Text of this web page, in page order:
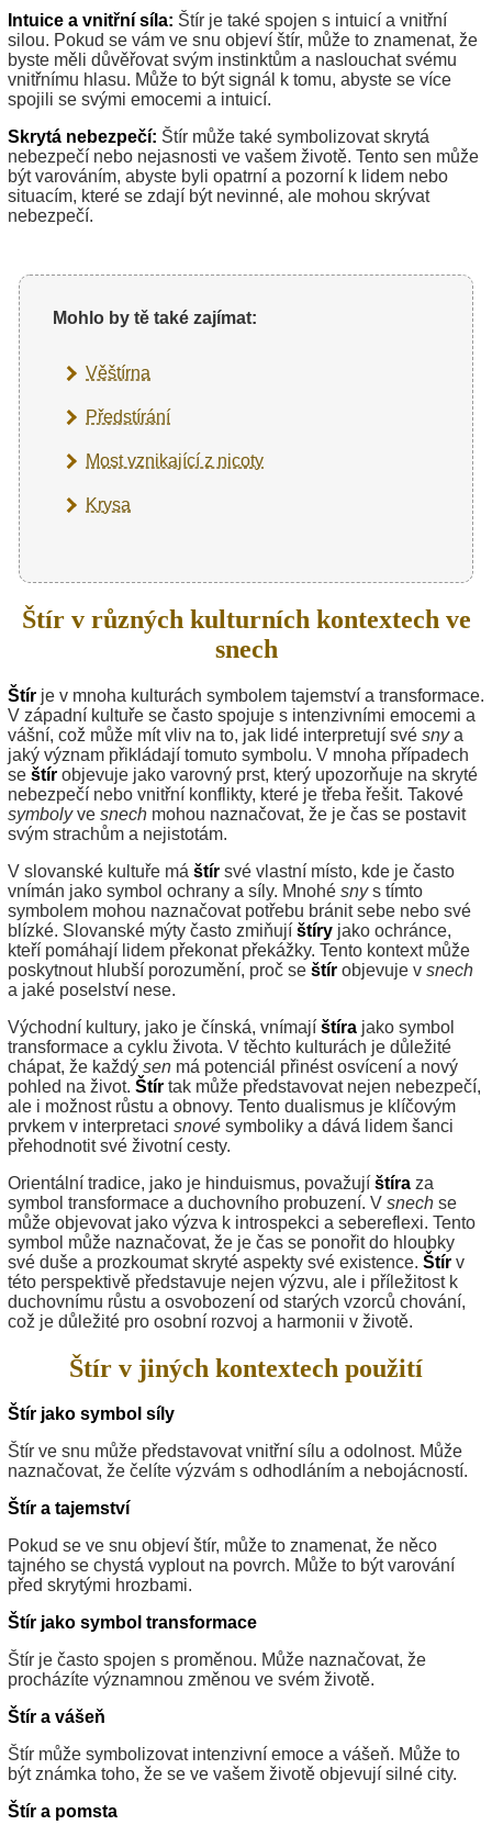
Intuice a vnitřní síla: Štír je také spojen s intuicí a vnitřní
silou. Pokud se vám ve snu objeví štír, může to znamenat, že
byste měli důvěřovat svým instinktům a naslouchat svému
vnitřnímu hlasu. Může to být signál k tomu, abyste se více
spojili se svými emocemi a intuicí.
Skrytá nebezpečí: Štír může také symbolizovat skrytá
nebezpečí nebo nejasnosti ve vašem životě. Tento sen může
být varováním, abyste byli opatrní a pozorní k lidem nebo
situacím, které se zdají být nevinné, ale mohou skrývat
nebezpečí.
Mohlo by tě také zajímat:
Věštírna
Předstírání
Most vznikající z nicoty
Krysa
Štír v různých kulturních kontextech ve
snech
Štír je v mnoha kulturách symbolem tajemství a transformace.
V západní kultuře se často spojuje s intenzivními emocemi a
vášní, což může mít vliv na to, jak lidé interpretují své snya
jaký význam přikládají tomuto symbolu. V mnoha případech
se štír objevuje jako varovný prst, který upozorňuje na skryté
nebezpečí nebo vnitřní konflikty, které je třeba řešit. Takové
symbolyve snech mohou naznačovat, že je čas se postavit
svým strachům a nejistotám.
V slovanské kultuře má štír své vlastní místo, kde je často
vnímán jako symbol ochrany a síly. Mnohé snys tímto
symbolem mohou naznačovat potřebu bránit sebe nebo své
blízké. Slovanské mýty často zmiňují štíry jako ochránce,
kteří pomáhají lidem překonat překážky. Tento kontext může
poskytnout hlubší porozumění, proč se štír objevuje v snech
a jaké poselství nese.
Východní kultury, jako je čínská, vnímají štíra jako symbol
transformace a cyklu života. V těchto kulturách je důležité
chápat, že každý sen má potenciál přinést osvícení a nový
pohled na život. Štír tak může představovat nejen nebezpečí,
ale i možnost růstu a obnovy. Tento dualismus je klíčovým
prvkem v interpretaci snové symboliky a dává lidem šanci
přehodnotit své životní cesty.
Orientální tradice, jako je hinduismus, považují štíra za
symbol transformace a duchovního probuzení. V snech se
může objevovat jako výzva k introspekci a sebereflexi. Tento
symbol může naznačovat, že je čas se ponořit do hloubky
své duše a prozkoumat skryté aspekty své existence. Štír v
této perspektivě představuje nejen výzvu, ale i příležitost k
duchovnímu růstu a osvobození od starých vzorců chování,
což je důležité pro osobní rozvoj a harmonii v životě.
Štír v jiných kontextech použití
Štír jako symbol síly
Štír ve snu může představovat vnitřní sílu a odolnost. Může
naznačovat, že čelíte výzvám s odhodláním a nebojácností.
Štír a tajemství
Pokud se ve snu objeví štír, může to znamenat, že něco
tajného se chystá vyplout na povrch. Může to být varování
před skrytými hrozbami.
Štír jako symbol transformace
Štír je často spojen s proměnou. Může naznačovat, že
procházíte významnou změnou ve svém životě.
Štír a vášeň
Štír může symbolizovat intenzivní emoce a vášeň. Může to
být známka toho, že se ve vašem životě objevují silné city.
Štír a pomsta